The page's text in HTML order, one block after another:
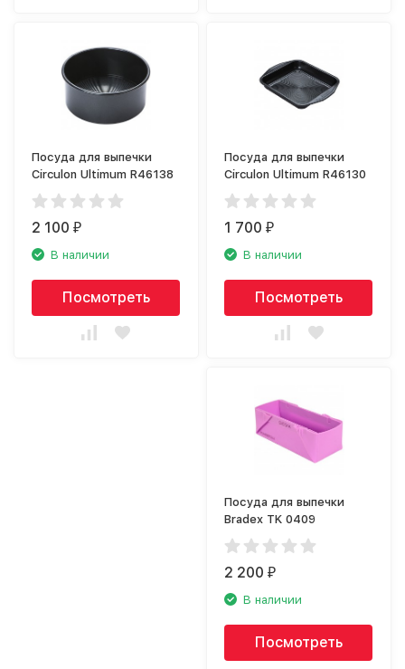
Посуда для выпечки
Circulon Ultimum R46138
2 100₽
В наличии
Посмотреть
Посуда для выпечки
Circulon Ultimum R46130
1 700₽
В наличии
Посмотреть
Посуда для выпечки
Bradex TK 0409
2 200₽
В наличии
Посмотреть